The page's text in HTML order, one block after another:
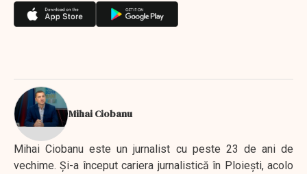
Mihai Ciobanu
Mihai Ciobanu este un jurnalist cu peste 23 de ani de
vechime. Şi-a început cariera jurnalistică în Ploieşti, acolo